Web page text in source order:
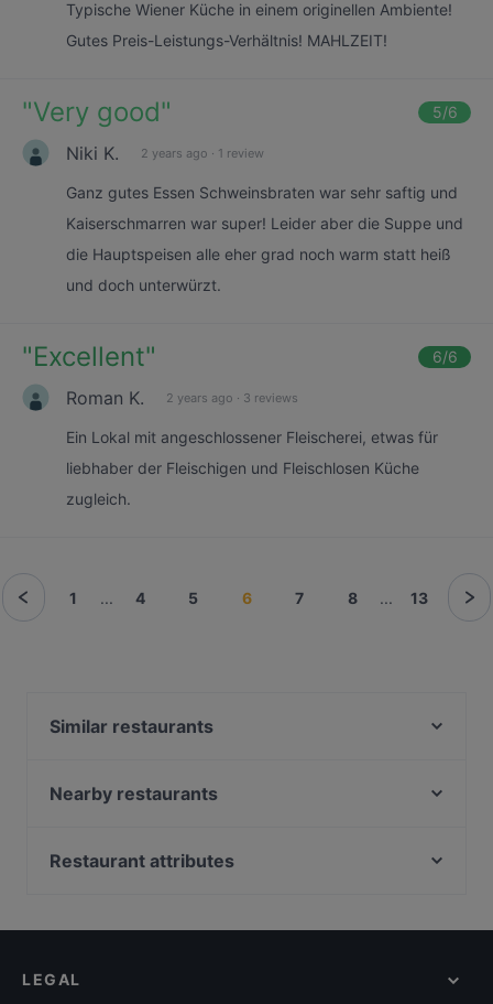
Typische Wiener Küche in einem originellen Ambiente!
Gutes Preis-Leistungs-Verhältnis! MAHLZEIT!
"Very good" 5/6
Niki K. 2 years ago · 1 review
Ganz gutes Essen Schweinsbraten war sehr saftig und
Kaiserschmarren war super! Leider aber die Suppe und
die Hauptspeisen alle eher grad noch warm statt heiß
und doch unterwürzt.
"Excellent" 6/6
Roman K. 2 years ago · 3 reviews
Ein Lokal mit angeschlossener Fleischerei, etwas für
liebhaber der Fleischigen und Fleischlosen Küche
zugleich.
1 ... 4 5 6 7 8 ... 13
Similar restaurants
Taeko Ramen
FAMILY AND FRIENDS
Nearby restaurants
Little Napoli
Restaurant Kardos
Restaurant attributes
Lively in Vienna
LEGAL